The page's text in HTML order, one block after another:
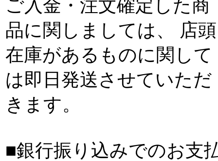
ご入金・注文確定した商
品に関しましては、 店頭
在庫があるものに関して
は即日発送させていただ
きます。
■銀行振り込みでのお支